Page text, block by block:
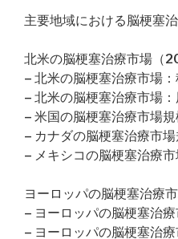
主要地域における脳梗塞
北米の脳梗塞治療市場（
– 北米の脳梗塞治療市場
– 北米の脳梗塞治療市場
– 米国の脳梗塞治療市場規
– カナダの脳梗塞治療市場
– メキシコの脳梗塞治療
ヨーロッパの脳梗塞治療
– ヨーロッパの脳梗塞治
– ヨーロッパの脳梗塞治